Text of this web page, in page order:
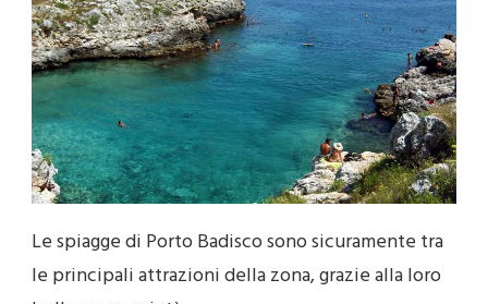
Le spiagge di Porto Badisco sono sicuramente tra
le principali attrazioni della zona, grazie alla loro